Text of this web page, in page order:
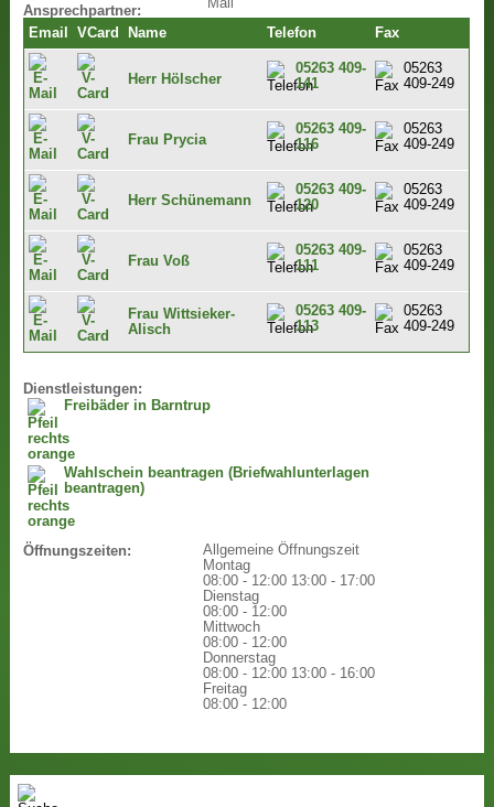
Ansprechpartner:
Email
VCard Name Telefon Fax
Herr Hölscher
05263 409-
141
05263
409-249
Frau Prycia
05263 409-
116
05263
409-249
Herr Schünemann
05263 409-
120
05263
409-249
Frau Voß
05263 409-
111
05263
409-249
Frau Wittsieker-
Alisch
05263 409-
113
05263
409-249
Dienstleistungen:
Freibäder in Barntrup
Wahlschein beantragen (Briefwahlunterlagen
beantragen)
Öffnungszeiten:
Allgemeine Öffnungszeit
Montag
08:00 - 12:00 13:00 - 17:00
Dienstag
08:00 - 12:00
Mittwoch
08:00 - 12:00
Donnerstag
08:00 - 12:00 13:00 - 16:00
Freitag
08:00 - 12:00